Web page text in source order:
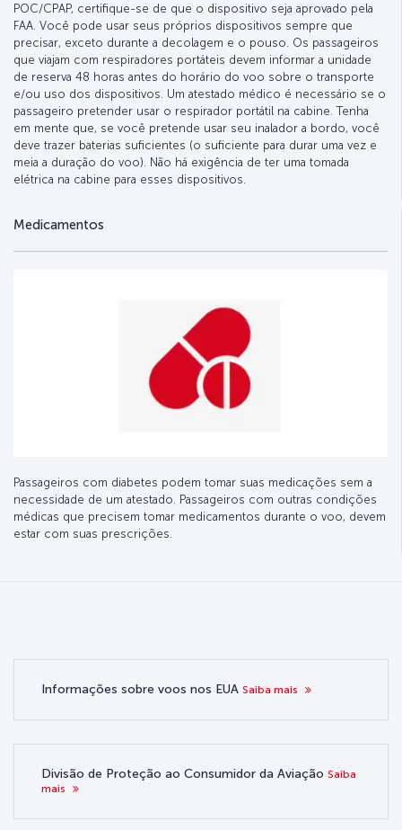
POC/CPAP, certifique-se de que o dispositivo seja aprovado pela
FAA. Você pode usar seus próprios dispositivos sempre que
precisar, exceto durante a decolagem e o pouso. Os passageiros
que viajam com respiradores portáteis devem informar a unidade
de reserva 48 horas antes do horário do voo sobre o transporte
e/ou uso dos dispositivos. Um atestado médico é necessário se o
passageiro pretender usar o respirador portátil na cabine. Tenha
em mente que, se você pretende usar seu inalador a bordo, você
deve trazer baterias suficientes (o suficiente para durar uma vez e
meia a duração do voo). Não há exigência de ter uma tomada
elétrica na cabine para esses dispositivos.
Medicamentos
Passageiros com diabetes podem tomar suas medicações sem a
necessidade de um atestado. Passageiros com outras condições
médicas que precisem tomar medicamentos durante o voo, devem
estar com suas prescrições.
Informações sobre voos nos EUA Saiba mais
Divisão de Proteção ao Consumidor da Aviação Saiba
mais